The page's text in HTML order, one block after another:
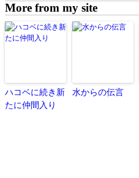
More from my site
ハコベに続き新
たに仲間入り
水からの伝言